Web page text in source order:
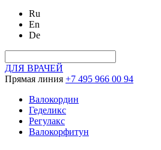
Ru
En
De
ДЛЯ ВРАЧЕЙ
Прямая линия +7 495 966 00 94
Валокордин
Геделикс
Регулакс
Валокорфитун